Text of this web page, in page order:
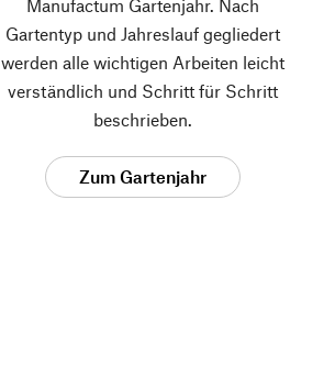
Manufactum Gartenjahr. Nach
Gartentyp und Jahreslauf gegliedert
werden alle wichtigen Arbeiten leicht
verständlich und Schritt für Schritt
beschrieben.
Zum Gartenjahr